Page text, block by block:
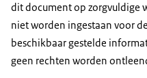
dit document op zorgvuldige
niet worden ingestaan voor
beschikbaar gestelde
geen rechten worden